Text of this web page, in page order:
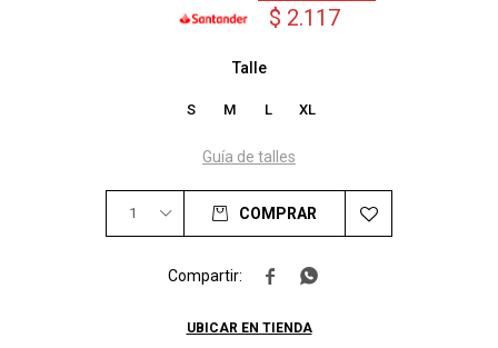
$ 2.117
Talle
S M L XL
Guía de talles
1 COMPRAR
 
UBICAR EN TIENDA